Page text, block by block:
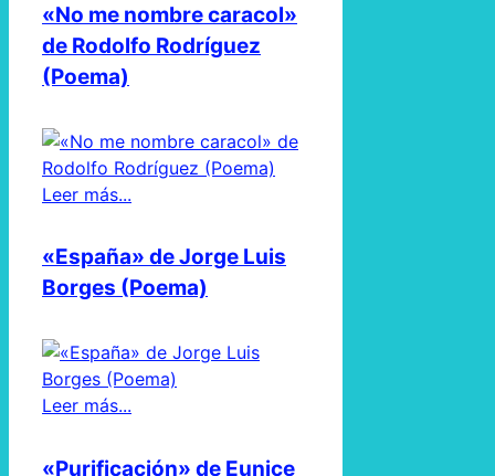
«No me nombre caracol»
de Rodolfo Rodríguez
(Poema)
Leer más...
«España» de Jorge Luis
Borges (Poema)
Leer más...
«Purificación» de Eunice